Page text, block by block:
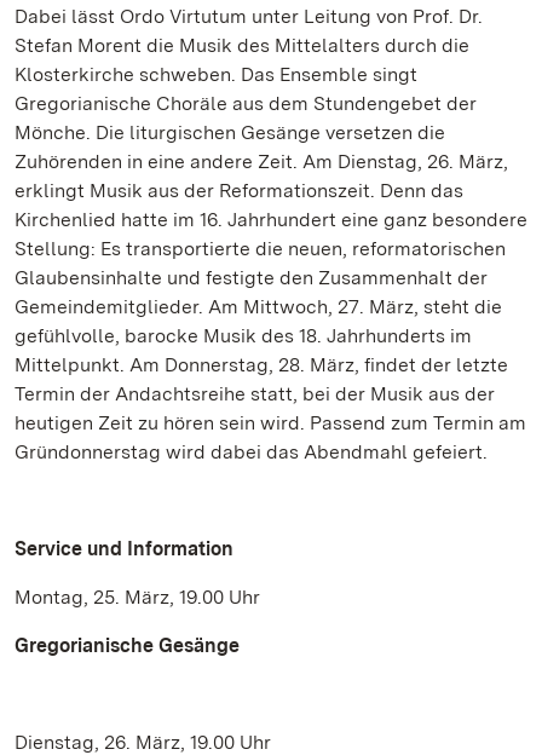
Dabei lässt Ordo Virtutum unter Leitung von Prof. Dr.
Stefan Morent die Musik des Mittelalters durch die
Klosterkirche schweben. Das Ensemble singt
Gregorianische Choräle aus dem Stundengebet der
Mönche. Die liturgischen Gesänge versetzen die
Zuhörenden in eine andere Zeit. Am Dienstag, 26. März,
erklingt Musik aus der Reformationszeit. Denn das
Kirchenlied hatte im 16. Jahrhundert eine ganz besondere
Stellung: Es transportierte die neuen, reformatorischen
Glaubensinhalte und festigte den Zusammenhalt der
Gemeindemitglieder. Am Mittwoch, 27. März, steht die
gefühlvolle, barocke Musik des 18. Jahrhunderts im
Mittelpunkt. Am Donnerstag, 28. März, findet der letzte
Termin der Andachtsreihe statt, bei der Musik aus der
heutigen Zeit zu hören sein wird. Passend zum Termin am
Gründonnerstag wird dabei das Abendmahl gefeiert.
Service und Information
Montag, 25. März, 19.00 Uhr
Gregorianische Gesänge
Dienstag, 26. März, 19.00 Uhr